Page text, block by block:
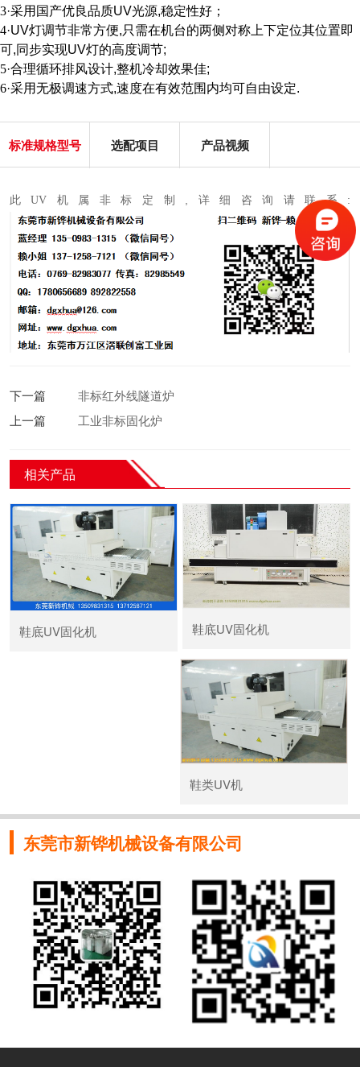
3·采用国产优良品质UV光源,稳定性好；
4·UV灯调节非常方便,只需在机台的两侧对称上下定位其位置即
可,同步实现UV灯的高度调节;
5·合理循环排风设计,整机冷却效果佳;
6·采用无极调速方式,速度在有效范围内均可自由设定.
标准规格型号 选配项目 产品视频
此UV 机属非标定制 详细咨询请联系 :
下一篇
非标红外线隧道炉
上一篇
工业非标固化炉
相关产品
鞋底UV固化机 鞋底UV固化机
鞋类UV机
东莞市新铧机械设备有限公司